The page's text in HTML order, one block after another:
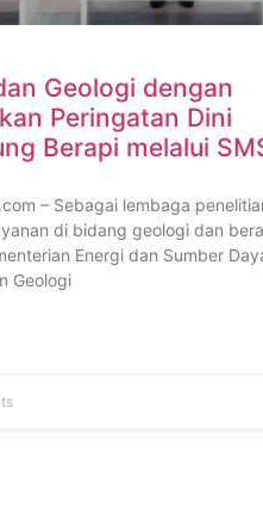
Geologi dengan
Peringatan Dini
Berapi melalui
– Sebagai lembaga
di bidang geologi dan
Energi dan Sumber
Geologi